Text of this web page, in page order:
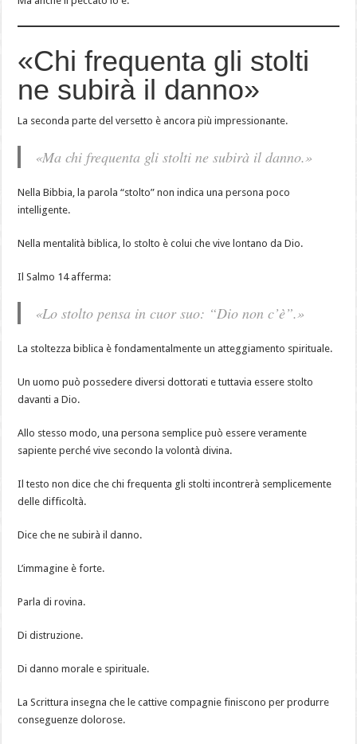
«Chi frequenta gli stolti
ne subirà il danno»
La seconda parte del versetto è ancora più impressionante.
«Ma chi frequenta gli stolti ne subirà il danno.»
Nella Bibbia, la parola “stolto” non indica una persona poco
intelligente.
Nella mentalità biblica, lo stolto è colui che vive lontano da Dio.
Il Salmo 14 afferma:
«Lo stolto pensa in cuor suo: “Dio non c’è”.»
La stoltezza biblica è fondamentalmente un atteggiamento spirituale.
Un uomo può possedere diversi dottorati e tuttavia essere stolto
davanti a Dio.
Allo stesso modo, una persona semplice può essere veramente
sapiente perché vive secondo la volontà divina.
Il testo non dice che chi frequenta gli stolti incontrerà semplicemente
delle difficoltà.
Dice che ne subirà il danno.
L’immagine è forte.
Parla di rovina.
Di distruzione.
Di danno morale e spirituale.
La Scrittura insegna che le cattive compagnie finiscono per produrre
conseguenze dolorose.